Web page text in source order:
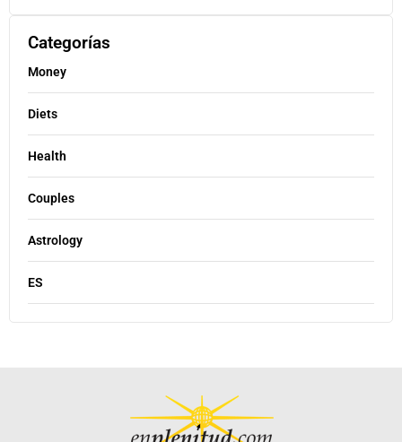
Categorías
Money
Diets
Health
Couples
Astrology
ES